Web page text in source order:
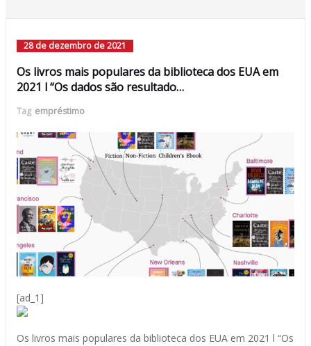
28 de dezembro de 2021
Os livros mais populares da biblioteca dos EUA em
2021 l “Os dados são resultado…
Tag empréstimo
[ad_1]
Os livros mais populares da biblioteca dos EUA em 2021 l “Os